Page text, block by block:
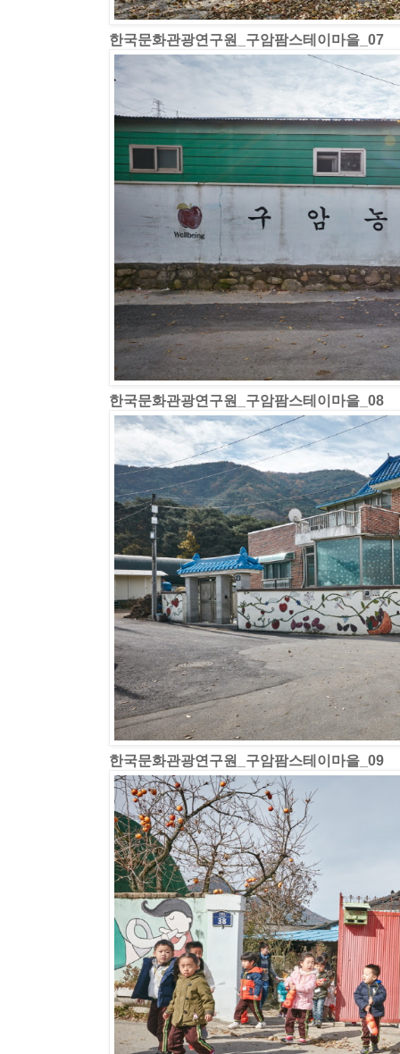
한국문화관광연구원_구암팜스테이마을_07
한국문화관광연구원_구암팜스테이마을_08
한국문화관광연구원_구암팜스테이마을_09